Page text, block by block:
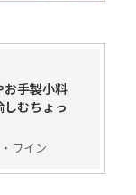
お手製小料
むちょっ
ワイン